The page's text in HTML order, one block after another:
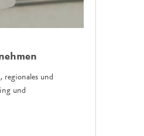
regionales und
und